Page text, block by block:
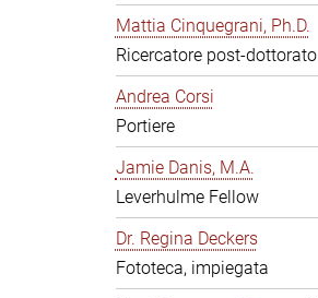
Mattia Cinquegrani, Ph.D.
Ricercatore post-dottorato
Andrea Corsi
Portiere
Jamie Danis, M.A.
Leverhulme Fellow
Dr. Regina Deckers
Fototeca, impiegata